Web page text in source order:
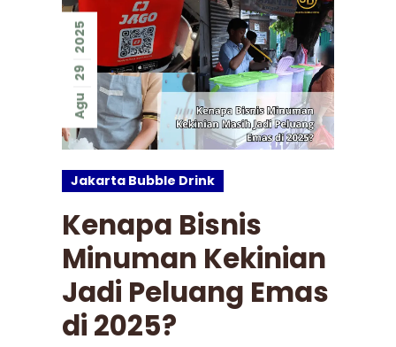
Agu
29
2025
Jakarta Bubble Drink
Kenapa Bisnis
Minuman Kekinian
Jadi Peluang Emas
di 2025?